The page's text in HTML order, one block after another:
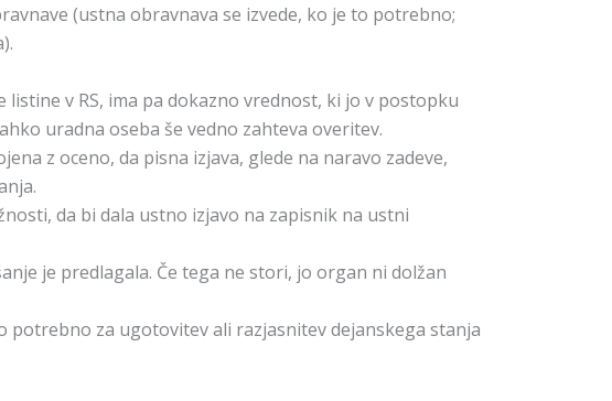
(ustna obravnava se izvede, ko je to potrebno;
listine v RS, ima pa dokazno vrednost, ki jo v postopku
uradna oseba še vedno zahteva overitev.
z oceno, da pisna izjava, glede na naravo zadeve,
da bi dala ustno izjavo na zapisnik na ustni
je predlagala. Če tega ne stori, jo organ ni dolžan
potrebno za ugotovitev ali razjasnitev dejanskega stanja